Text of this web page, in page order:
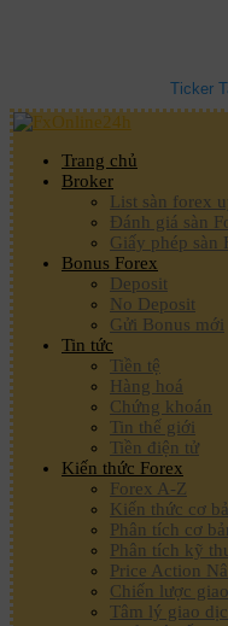
Ticker
Trang chủ
Broker
List sàn forex
Đánh giá sàn
Giấy phép sàn
Bonus Forex
Deposit
No Deposit
Gửi Bonus mới
Tin tức
Tiền tệ
Hàng hoá
Chứng khoán
Tin thế giới
Tiền điện tử
Kiến thức Forex
Forex A-Z
Kiến thức cơ
Phân tích cơ
Phân tích kỹ
Price Action
Chiến lược
Tâm lý giao